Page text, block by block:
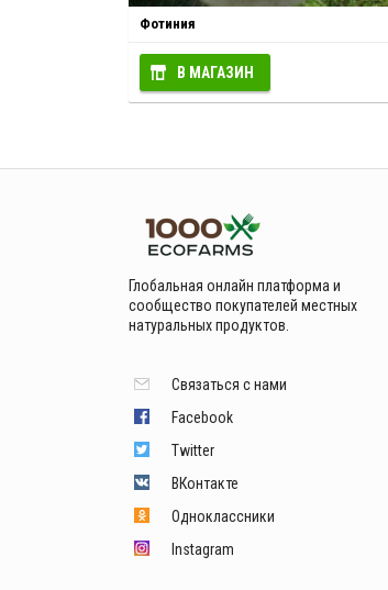
Фотиния
В МАГАЗИН
Глобальная онлайн платформа и
сообщество покупателей местных
натуральных продуктов.
Связаться с нами
Facebook
Twitter
ВКонтакте
Одноклассники
Instagram